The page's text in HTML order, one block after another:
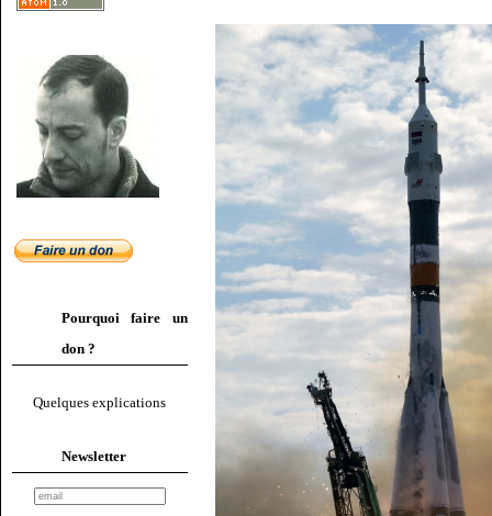
Pourquoi faire un
don ?
Quelques explications
Newsletter